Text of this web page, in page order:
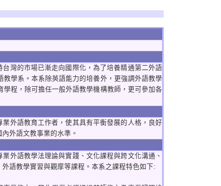
灣的市場已漸走向國際化，為了培養精通第二外語
學系。本系除英語能力的培養外，更強調外語教學
程，除可擔任一般外語教學機構教師，更可參加各
外語教育工作者，使其具有平衡發展的人格，良好
外語文教事業的水準。
外語教學法理論與實踐、文化課程與跨文化溝通、
語教學實習與觀摩等課程。本系之課程特色如下: